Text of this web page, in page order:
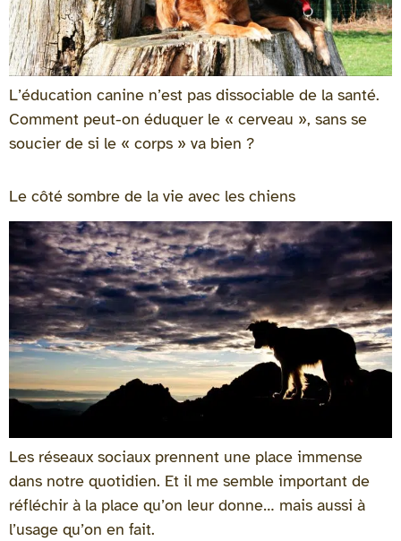
L’éducation canine n’est pas dissociable de la santé.
Comment peut-on éduquer le « cerveau », sans se
soucier de si le « corps » va bien ?
Le côté sombre de la vie avec les chiens
Les réseaux sociaux prennent une place immense
dans notre quotidien. Et il me semble important de
réfléchir à la place qu’on leur donne… mais aussi à
l’usage qu’on en fait.